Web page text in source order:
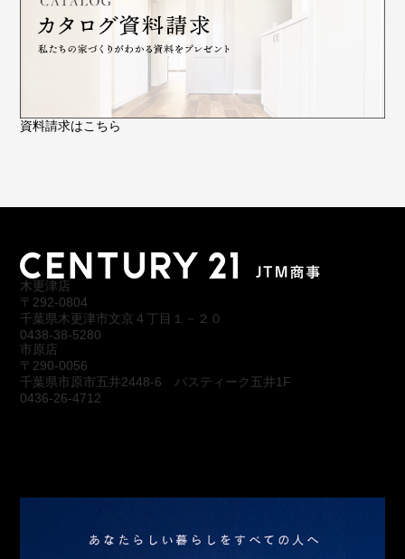
資料請求はこちら
木更津店
〒292-0804
千葉県木更津市文京４丁目１－２０
0438-38-5280
市原店
〒290-0056
千葉県市原市五井2448-6 パスティーク五井1F
0436-26-4712